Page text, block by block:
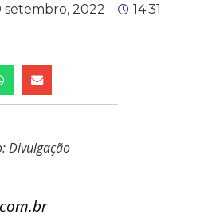
setembro, 2022 14:31
Divulgação